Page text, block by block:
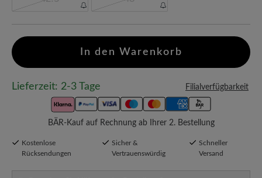
In den Warenkorb
Lieferzeit: 2-3 Tage Filialverfügbarkeit
BÄR-Kauf auf Rechnung ab Ihrer 2. Bestellung
Kostenlose
Rücksendungen
Sicher &
Vertrauenswürdig
Schneller
Versand